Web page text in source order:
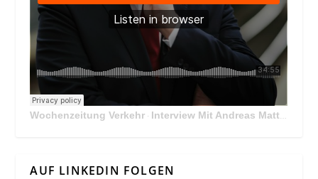
Wochenzeitung Verkehr · Interview Mit Andreas Matthä, CEO der ÖBB Holding
AUF LINKEDIN FOLGEN